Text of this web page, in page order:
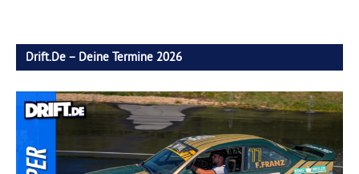
Drift.de – Deine Termine 2026